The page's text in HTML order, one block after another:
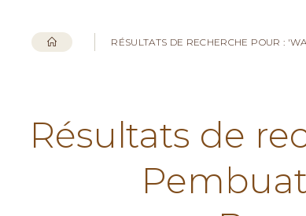
RÉSULTATS DE RECHERCHE POUR :
Résultats de